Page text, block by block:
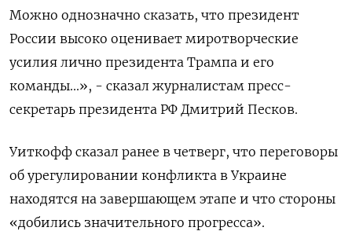
Можно однозначно сказать, что президент
России высоко ‌оценивает миротворческие
усилия лично президента Трампа и его
‍команды...», - сказал журналистам пресс-
секретарь президента РФ Дмитрий ‌Песков.
Уиткофф сказал ранее в четверг, что переговоры ​
об урегулировании конфликта в Украине
находятся на завершающем этапе и что стороны
«добились значительного прогресса».